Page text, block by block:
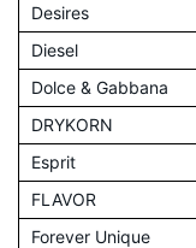
Desires
Diesel
Dolce & Gabbana
DRYKORN
Esprit
FLAVOR
Forever Unique